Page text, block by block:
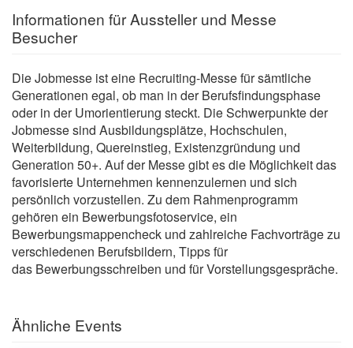
Informationen für Aussteller und Messe
Besucher
Die Jobmesse ist eine Recruiting-Messe für sämtliche
Generationen egal, ob man in der Berufsfindungsphase
oder in der Umorientierung steckt. Die Schwerpunkte der
Jobmesse sind Ausbildungsplätze, Hochschulen,
Weiterbildung, Quereinstieg, Existenzgründung und
Generation 50+. Auf der Messe gibt es die Möglichkeit das
favorisierte Unternehmen kennenzulernen und sich
persönlich vorzustellen. Zu dem Rahmenprogramm
gehören ein Bewerbungsfotoservice, ein
Bewerbungsmappencheck und zahlreiche Fachvorträge zu
verschiedenen Berufsbildern, Tipps für
das Bewerbungsschreiben und für Vorstellungsgespräche.
Ähnliche Events